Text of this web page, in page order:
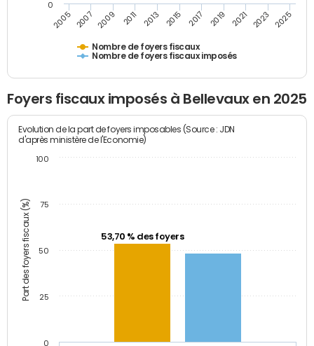
Nombre de foyers fiscaux
Nombre de foyers fiscaux imposés
2005 2007 2009 2011 2013 2015 2017 2019 2021 2023 2025
0
Foyers fiscaux imposés à Bellevaux en 2025
Part des foyers fiscaux (%)
Evolution de la part de foyers imposables (Source : JDN
d'après ministère de l'Economie)
53,70 % des foyers
0
25
50
75
100